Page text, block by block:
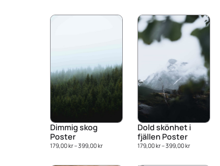
Dimmig skog
Poster
179,00kr–399,00kr
Dold skönhet i
fjällen Poster
179,00kr–399,00kr